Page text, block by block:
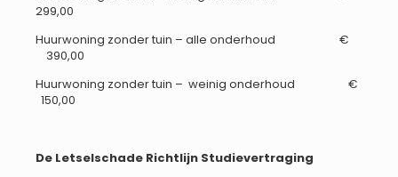
299,00
Huurwoning zonder tuin – alle onderhoud €
390,00
Huurwoning zonder tuin – weinig onderhoud €
150,00
De Letselschade Richtlijn Studievertraging